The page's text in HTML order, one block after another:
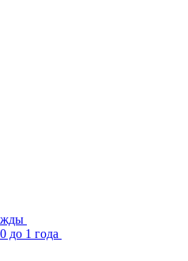
до 1 года